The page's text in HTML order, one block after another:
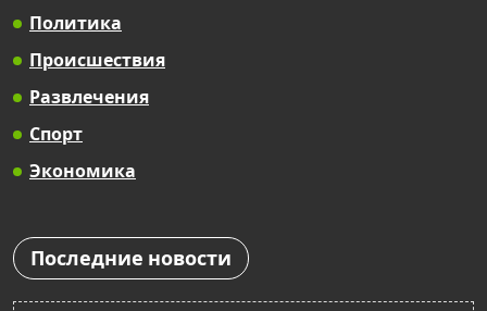
Политика
Происшествия
Развлечения
Спорт
Экономика
Последние новости